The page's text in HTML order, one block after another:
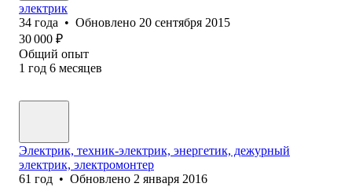
электрик
34 года • Обновлено 20 сентября 2015
30 000 ₽
Общий опыт
1 год 6 месяцев
Электрик, техник-электрик, энергетик, дежурный
электрик, электромонтер
61 год • Обновлено 2 января 2016